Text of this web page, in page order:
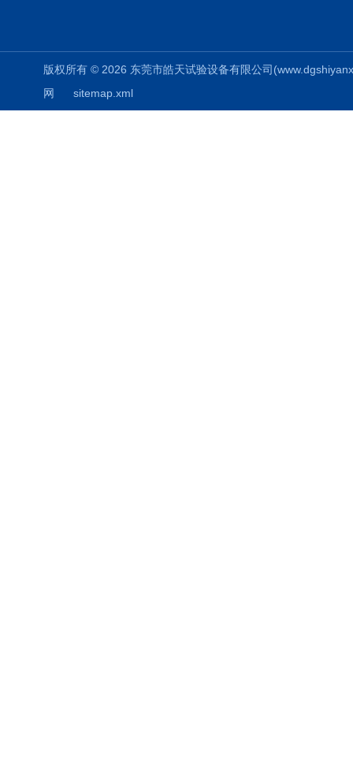
版权所有 © 2026 东莞市皓天试验设备有限公司
网
sitemap.xml